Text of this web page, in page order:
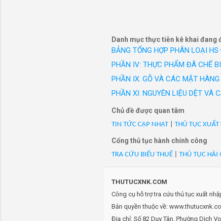
- Mã Hs 96151130:
thẻ)-27320903/PGC:1.879,
- Mã Hs 96151130:
thẻ)-27321003/PGC:1.900,
- Mã Hs 96151130:
- Mã Hs 96151130:
thẻ)-27322702/PGC:2.597,
- Mã Hs 96151130:
- Mã Hs 96151130:
- Mã Hs 96151130:
- Mã Hs 96151130:
100%/VN/XK
Danh mục thực tiễn kê khai đang
BẢNG TỔNG HỢP PHÂN LOẠI HS
PHẦN IV: THỰC PHẨM ĐÃ CHẾ
PHẦN IX: GỖ VÀ CÁC MẶT
PHẦN XI: NGUYÊN LIỆU DỆT VÀ
Chủ đề được quan tâm
TIN TỨC CẬP NHẬT| THỦ TỤC
Cổng thủ tục hành chính công
TRA CỨU BIỂU THUẾ THỦ TỤC HẢI
THUTUCXNK.COM
Công cụ hỗ trợ tra cứu thủ tục xuất
Bản quyền thuộc về:
Địa chỉ: Số 82 Duy Tân, Phường Dịch